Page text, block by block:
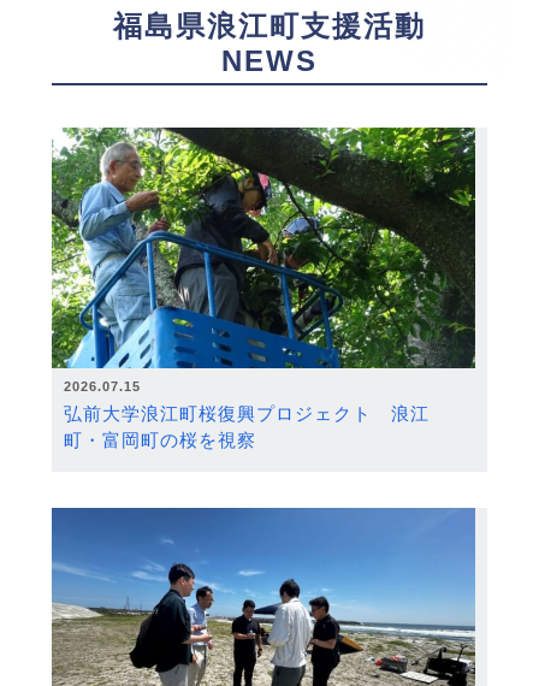
福島県浪江町支援活動
NEWS
2026.07.15
弘前大学浪江町桜復興プロジェクト 浪江
町・富岡町の桜を視察